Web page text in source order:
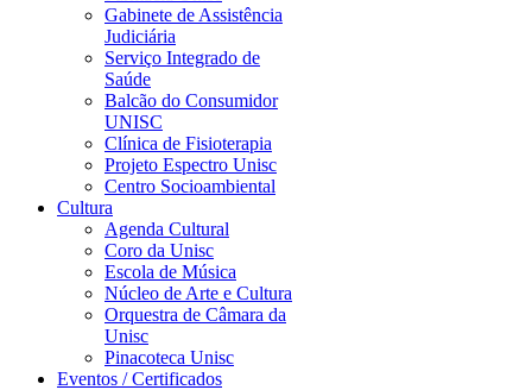
Gabinete de Assistência
Judiciária
Serviço Integrado de
Saúde
Balcão do Consumidor
UNISC
Clínica de Fisioterapia
Projeto Espectro Unisc
Centro Socioambiental
Cultura
Agenda Cultural
Coro da Unisc
Escola de Música
Núcleo de Arte e Cultura
Orquestra de Câmara da
Unisc
Pinacoteca Unisc
Eventos / Certificados